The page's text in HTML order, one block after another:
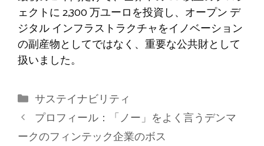
ェクトに 2,300 万ユーロを投資し、オープン デ
ジタル インフラストラクチャをイノベーション
の副産物としてではなく、重要な公共財として
扱いました。
カ
テ
ゴ
サステイナビリティ
プロフィール：「ノー」をよく言うデンマ
ークのフィンテック企業のボス